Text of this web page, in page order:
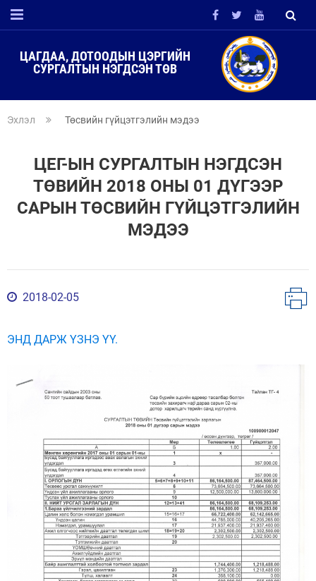
ЦАГДАА, ДОТООДЫН ЦЭРГИЙН
СУРГАЛТЫН НЭГДСЭН ТӨВ
Эхлэл Төсвийн гүйцэтгэлийн мэдээ
ЦЕГ-ЫН СУРГАЛТЫН НЭГДСЭН
ТӨВИЙН 2018 ОНЫ 01 ДҮГЭЭР
САРЫН ТӨСВИЙН ГҮЙЦЭТГЭЛИЙН
МЭДЭЭ
2018-02-05
ЭНД ДАРЖ ҮЗНЭ ҮҮ.